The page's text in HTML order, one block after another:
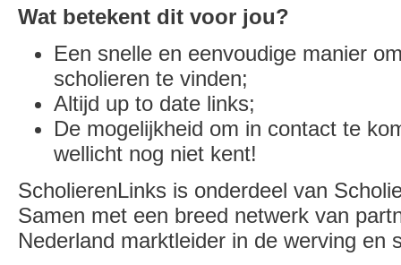
Wat betekent dit voor jou?
Een snelle en eenvoudige manier
scholieren te vinden;
Altijd up to date links;
De mogelijkheid om in contact te
wellicht nog niet kent!
ScholierenLinks is onderdeel van
Samen met een breed netwerk van
Nederland marktleider in de werving en